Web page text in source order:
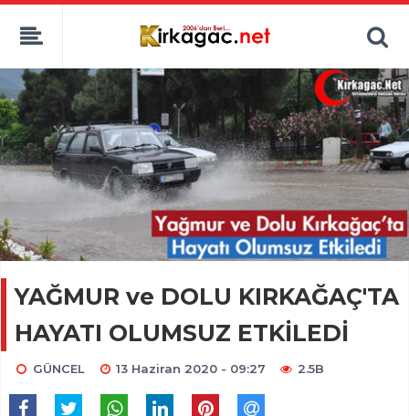
YAĞMUR ve DOLU KIRKAĞAÇ'TA
HAYATI OLUMSUZ ETKİLEDİ
GÜNCEL 13 Haziran 2020 - 09:27 2.5B